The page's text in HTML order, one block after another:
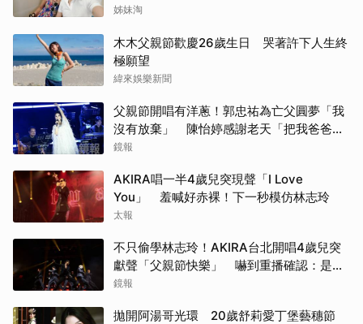
緣
姊妹淘
木木父親節歡慶26歲生日 哭著許下人生終
極願望
緯來娛樂新聞
父親節開唱有洋蔥！郭忠祐為亡父圓夢「我
沒有放棄」 陳怡婷感謝老天「把我爸爸還
給我」
鏡報
AKIRA唱一半4歲兒突現聲「I Love
You」 羞喊好赤裸！下一秒模仿林志玲
太報
不只偷學林志玲！AKIRA台北開唱4歲兒突
獻聲「父親節快樂」 嚇到重播確認：是我
兒子
鏡報
拋開阿湯哥光環 20歲舒莉愛丁堡藝穗節